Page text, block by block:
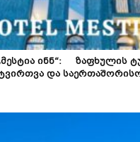
ინნ“: ზაფხულის
და